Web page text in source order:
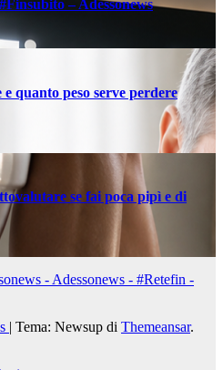
– Adessonews
quanto peso serve perdere
se fai poca pipì e di
- Adessonews - #Retefin -
| Tema: Newsup di Themeansar.